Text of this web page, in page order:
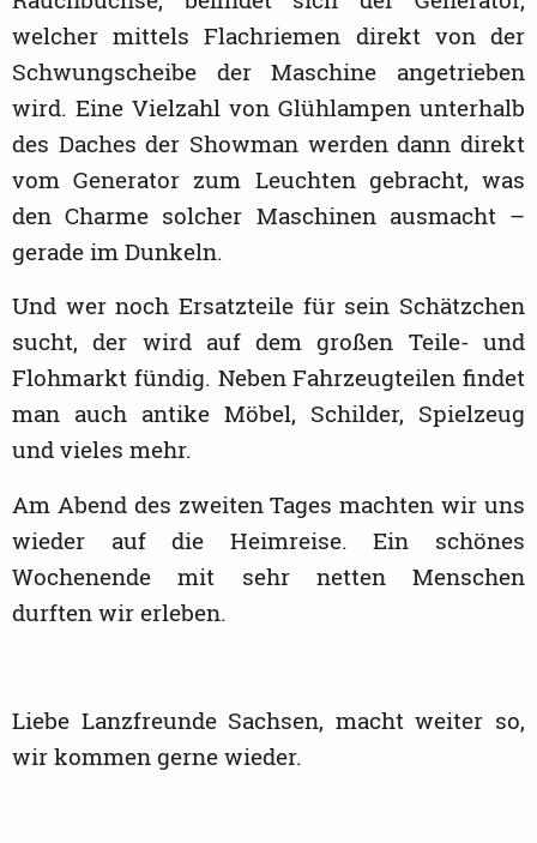
welcher mittels Flachriemen direkt von der
Schwungscheibe der Maschine angetrieben
wird. Eine Vielzahl von Glühlampen unterhalb
des Daches der Showman werden dann direkt
vom Generator zum Leuchten gebracht, was
den Charme solcher Maschinen ausmacht –
gerade im Dunkeln.
Und wer noch Ersatzteile für sein Schätzchen
sucht, der wird auf dem großen Teile- und
Flohmarkt fündig. Neben Fahrzeugteilen findet
man auch antike Möbel, Schilder, Spielzeug
und vieles mehr.
Am Abend des zweiten Tages machten wir uns
wieder auf die Heimreise. Ein schönes
Wochenende mit sehr netten Menschen
durften wir erleben.
Liebe Lanzfreunde Sachsen, macht weiter so,
wir kommen gerne wieder.